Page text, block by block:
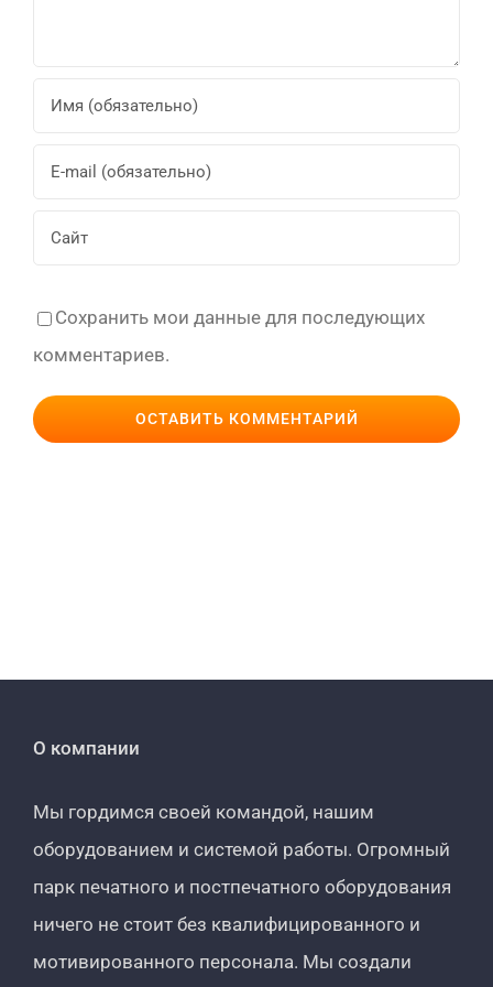
Сохранить мои данные для последующих
комментариев.
О компании
Мы гордимся своей командой, нашим
оборудованием и системой работы. Огромный
парк печатного и постпечатного оборудования
ничего не стоит без квалифицированного и
мотивированного персонала. Мы создали